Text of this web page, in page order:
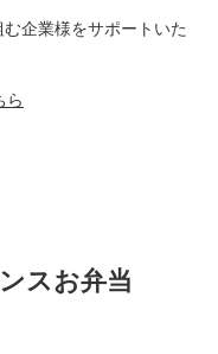
企業様をサポートいた
ら
スお弁当